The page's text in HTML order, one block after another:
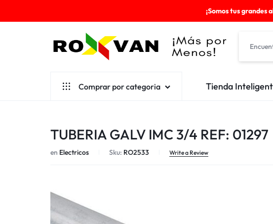
¡Somos tus grandes
¡MÁS
MENOS!
Comprar por categoria
Cafetería
Escolares
Herramientas
Tienda
TUBERIA GALV IMC 3/4 REF: 01297
en Electricos Sku: RO2533 Write a Review